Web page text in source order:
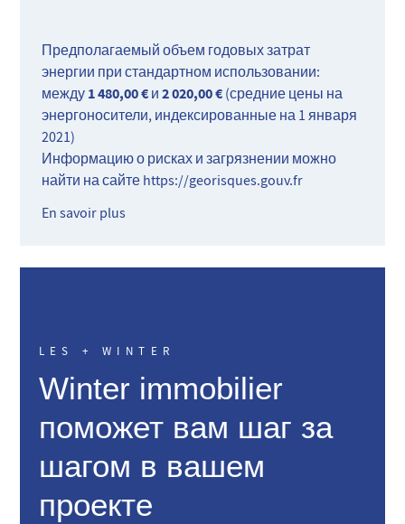
Предполагаемый объем годовых затрат
энергии при стандартном использовании:
между 1 480,00 € и2 020,00 € (средние цены на
энергоносители, индексированные на 1 января
2021)
Информацию о рисках и загрязнении можно
найти на сайте https://georisques.gouv.fr
En savoir plus
LES + WINTER
Winter immobilier
поможет вам шаг за
шагом в вашем
проекте